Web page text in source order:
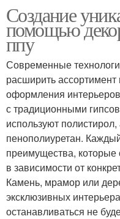
Создание
помощью
ппу
Современные
расширить
оформления
с традиционными
используют
пенополиуретан.
преимущества,
в зависимости от
Камень, мрамор или
эксклюзивных
останавливаться не